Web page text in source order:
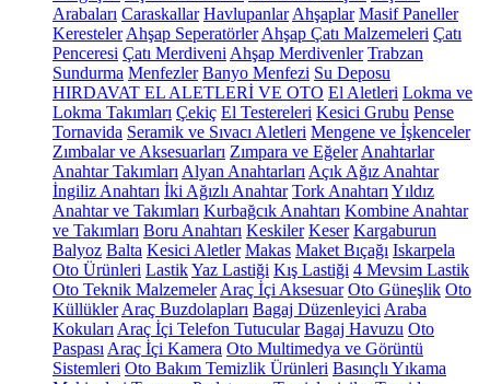
Arabaları Caraskallar Havlupanlar Ahşaplar Masif Paneller
Keresteler Ahşap Seperatörler Ahşap Çatı Malzemeleri Çatı
Penceresi Çatı Merdiveni Ahşap Merdivenler Trabzan
Sundurma Menfezler Banyo Menfezi Su Deposu
HIRDAVAT EL ALETLERİ VE OTO El Aletleri Lokma ve
Lokma Takımları Çekiç El Testereleri Kesici Grubu Pense
Tornavida Seramik ve Sıvacı Aletleri Mengene ve İşkenceler
Zımbalar ve Aksesuarları Zımpara ve Eğeler Anahtarlar
Anahtar Takımları Alyan Anahtarları Açık Ağız Anahtar
İngiliz Anahtarı İki Ağızlı Anahtar Tork Anahtarı Yıldız
Anahtar ve Takımları Kurbağcık Anahtarı Kombine Anahtar
ve Takımları Boru Anahtarı Keskiler Keser Kargaburun
Balyoz Balta Kesici Aletler Makas Maket Bıçağı Iskarpela
Oto Ürünleri LastikYaz Lastiği Kış Lastiği 4 Mevsim Lastik
Oto Teknik Malzemeler Araç İçi Aksesuar Oto Güneşlik Oto
Küllükler Araç Buzdolapları Bagaj Düzenleyici Araba
Kokuları Araç İçi Telefon Tutucular Bagaj Havuzu Oto
Paspası Araç İçi Kamera Oto Multimedya ve Görüntü
Sistemleri Oto Bakım Temizlik Ürünleri Basınçlı Yıkama